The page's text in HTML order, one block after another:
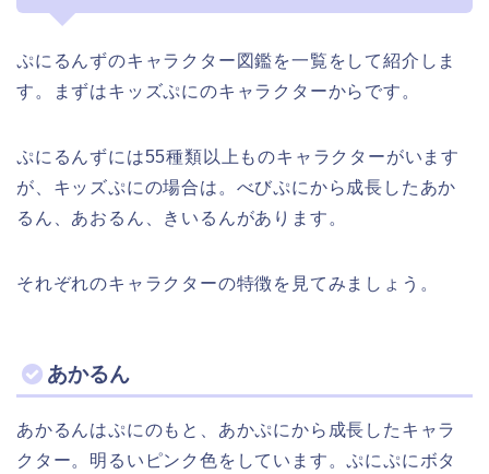
ぷにるんずのキャラクター図鑑を一覧をして紹介しま
す。まずはキッズぷにのキャラクターからです。
ぷにるんずには55種類以上ものキャラクターがいます
が、キッズぷにの場合は。べびぷにから成長したあか
るん、あおるん、きいるんがあります。
それぞれのキャラクターの特徴を見てみましょう。
あかるん
あかるんはぷにのもと、あかぷにから成長したキャラ
クター。明るいピンク色をしています。ぷにぷにボタ